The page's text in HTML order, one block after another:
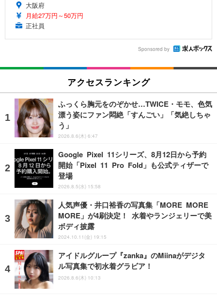
大阪府
月給27万円～50万円
正社員
Sponsored by
アクセスランキング
ふっくら胸元をのぞかせ…TWICE・モモ、色気
漂う姿にファン悶絶「すんごい」「気絶しちゃ
う」
2026.8.6(木) 6:47
Google Pixel 11シリーズ、8月12日から予約
開始「Pixel 11 Pro Fold」も公式ティザーで
登場
2026.8.5(水) 15:58
人気声優・井口裕香の写真集「MORE MORE
MORE」が4刷決定！ 水着やランジェリーで美
ボディ披露
2024.10.11(金) 19:15
アイドルグループ『zanka』のMiinaがデジタ
ル写真集で初水着グラビア！
2026.8.6(木) 10:13